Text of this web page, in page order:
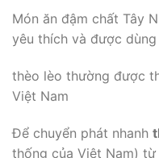
Món ăn đậm chất Tây
yêu thích và được
thèo lèo thường được
Việt Nam
Để chuyển phát nhanh
thống của Việt Nam) từ